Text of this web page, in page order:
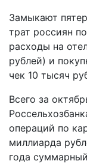
Замыкают
трат россиян
расходы на
рублей) и
чек 10 тысяч
Всего за
операций по
миллиарда
года